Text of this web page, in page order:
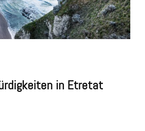
in Etretat